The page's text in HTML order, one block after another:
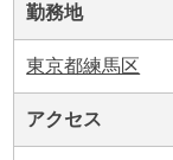
勤務地
東京都練馬区
アクセス